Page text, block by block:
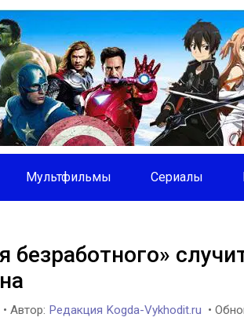
Мультфильмы Сериалы
безработного»
• Автор: Редакция Kogda-Vykhodit.ru •